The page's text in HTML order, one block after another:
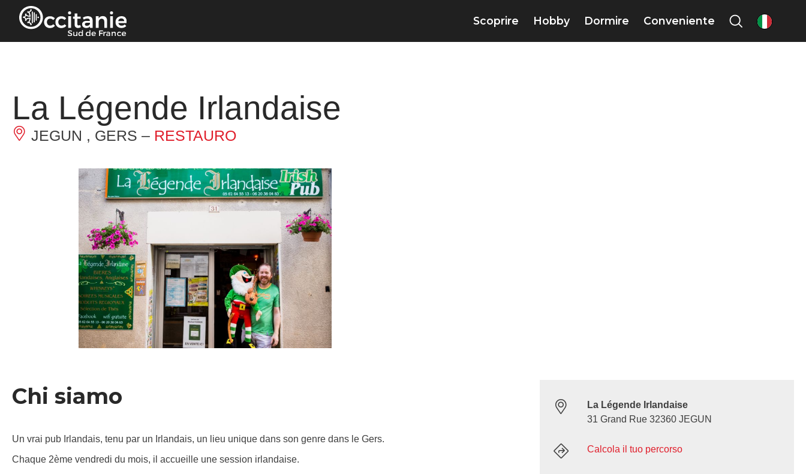
Pannello di gestione dei cookies
Scoprire Hobby Dormire Conveniente
La Légende Irlandaise
JEGUN , GERS – RESTAURO
Chi siamo
Un vrai pub Irlandais, tenu par un Irlandais, un lieu unique dans son genre dans le Gers.
Chaque 2ème vendredi du mois, il accueille une session irlandaise.
La Légende Irlandaise
31 Grand Rue 32360 JEGUN
Calcola il tuo percorso